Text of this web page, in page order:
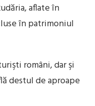
aflate în
în patrimoniul
români, dar şi
destul de aproape